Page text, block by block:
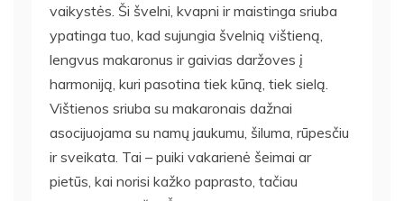
vaikystės. Ši švelni, kvapni ir maistinga sriuba
ypatinga tuo, kad sujungia švelnią vištieną,
lengvus makaronus ir gaivias daržoves į
harmoniją, kuri pasotina tiek kūną, tiek sielą.
Vištienos sriuba su makaronais dažnai
asocijuojama su namų jaukumu, šiluma, rūpesčiu
ir sveikata. Tai – puiki vakarienė šeimai ar
pietūs, kai norisi kažko paprasto, tačiau